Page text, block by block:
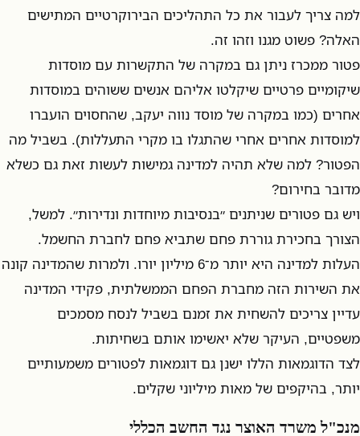
למה צריך לעבור את כל התהליכים הבירוקרטיים המתישים
האלה? פשוט מגנו וזהו זה.
פטור ממכרז ניתן גם במקרה של התקשרות עם מוסדות
שיקומיים פרטיים שיקלטו אליהם אנשים ששוהים במוסדות
אחרים (כמו במקרה של מוסד נווה יעקב, שהחסוים הועברו
למוסדות אחרים אחרי שהתגלו בו מקרי התעללות). בשביל מה
הפטור? למה שלא תהיה למדינה גמישות לעשות זאת גם כשלא
מדובר בחירום?
ויש גם פטורים שניתנים ״בנסיבות מיוחדות ונדירות״. למשל,
הצורך בחכירת גוררת פחם שתביא פחם לחברת החשמל.
העלות למדינה היא יותר מ־6 מיליון יורו. ולמרות שהמדינה קונה
את השירות הזה מחברת הפחם הממשלתית, פקידי המדינה
עדיין צריכים להשחית את זמנם בשביל לנסח מסמכים
משפטיים, העיקר שלא יאשימו אותם בשחיתות.
לצד הדוגמאות הללו ישנן גם דוגמאות לפטורים משמעותיים
יותר, בהיקפים של מאות מיליוני שקלים.
מנכ"ל משרד האוצר נגד החשב הכללי